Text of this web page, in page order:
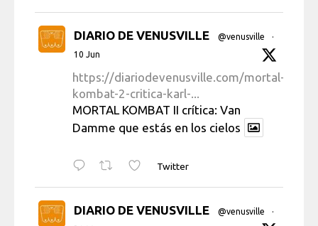
DIARIO DE VENUSVILLE @venusville
·
10 Jun
https://diariodevenusville.com/mortal-
kombat-2-critica-karl-...
MORTAL KOMBAT II crítica: Van
Damme que estás en los cielos
Twitter
DIARIO DE VENUSVILLE @venusville
·